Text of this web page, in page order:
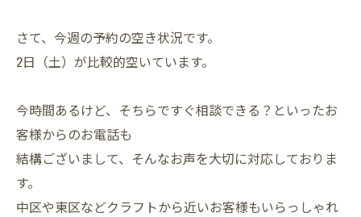
さて、今週の予約の空き状況です。
2日（土）が比較的空いています。
今時間あるけど、そちらですぐ相談できる？といったお
客様からのお電話も
結構ございまして、そんなお声を大切に対応しておりま
す。
中区や東区などクラフトから近いお客様もいらっしゃれ